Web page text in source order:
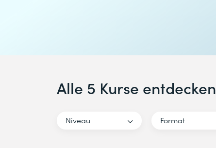
Alle 5 Kurse entdecken
Niveau Format